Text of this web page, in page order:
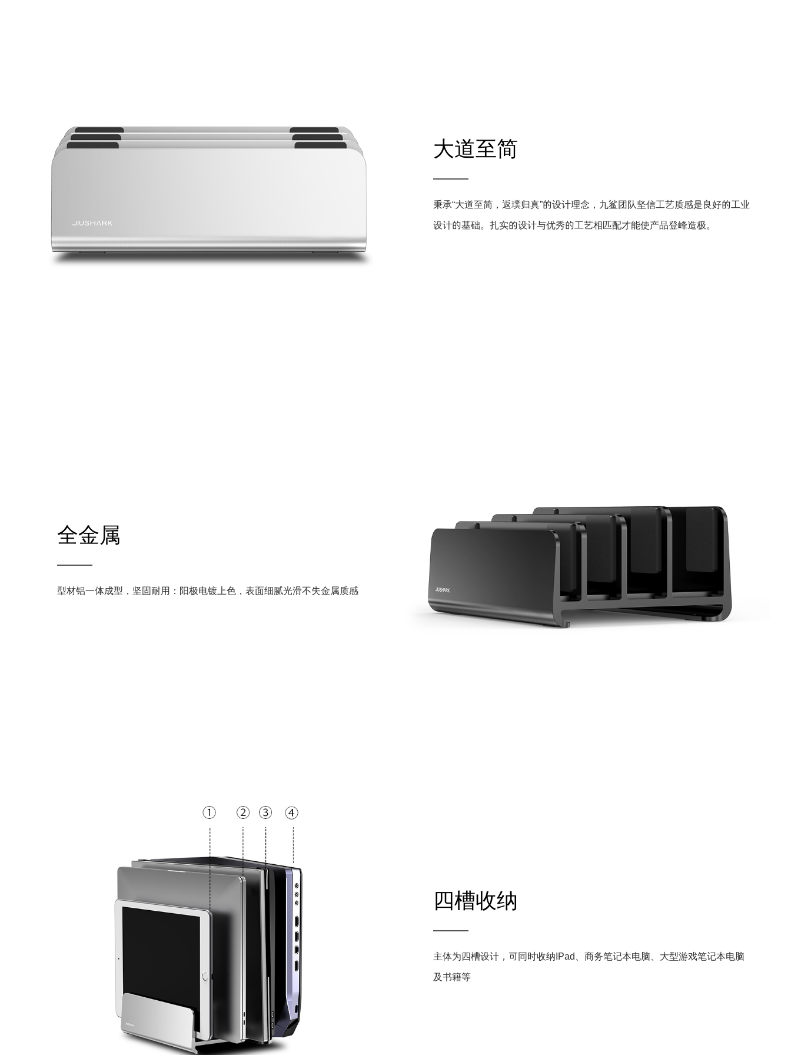
大道至简
秉承“大道至简，返璞归真”的设计理念，九鲨团队坚信工艺质感是良好的工业
设计的基础。扎实的设计与优秀的工艺相匹配才能使产品登峰造极。
全金属
型材铝一体成型，坚固耐用：阳极电镀上色，表面细腻光滑不失金属质感
四槽收纳
主体为四槽设计，可同时收纳IPad、商务笔记本电脑、大型游戏笔记本电脑
及书籍等